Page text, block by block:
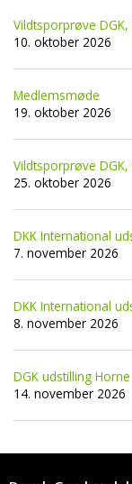
Vildtsporprøve
10. oktober 2026
Medlemsmøde
19. oktober 2026
Vildtsporprøve
25. oktober 2026
DKK International
7. november 2026
DKK International
8. november 2026
DGK udstilling Horne
14. november 2026